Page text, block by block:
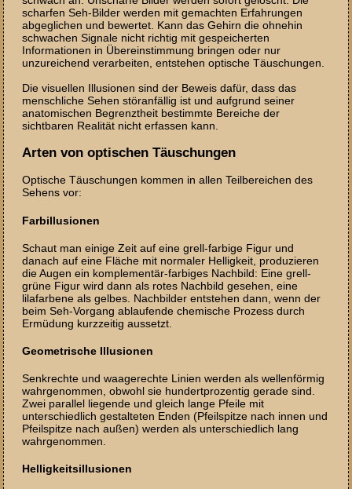
scharfen Seh-Bilder werden mit gemachten Erfahrungen
abgeglichen und bewertet. Kann das Gehirn die ohnehin
schwachen Signale nicht richtig mit gespeicherten
Informationen in Übereinstimmung bringen oder nur
unzureichend verarbeiten, entstehen optische Täuschungen.
Die visuellen Illusionen sind der Beweis dafür, dass das
menschliche Sehen störanfällig ist und aufgrund seiner
anatomischen Begrenztheit bestimmte Bereiche der
sichtbaren Realität nicht erfassen kann.
Arten von optischen Täuschungen
Optische Täuschungen kommen in allen Teilbereichen des
Sehens vor:
Farbillusionen
Schaut man einige Zeit auf eine grell-farbige Figur und
danach auf eine Fläche mit normaler Helligkeit, produzieren
die Augen ein komplementär-farbiges Nachbild: Eine grell-
grüne Figur wird dann als rotes Nachbild gesehen, eine
lilafarbene als gelbes. Nachbilder entstehen dann, wenn der
beim Seh-Vorgang ablaufende chemische Prozess durch
Ermüdung kurzzeitig aussetzt.
Geometrische Illusionen
Senkrechte und waagerechte Linien werden als wellenförmig
wahrgenommen, obwohl sie hundertprozentig gerade sind.
Zwei parallel liegende und gleich lange Pfeile mit
unterschiedlich gestalteten Enden (Pfeilspitze nach innen und
Pfeilspitze nach außen) werden als unterschiedlich lang
wahrgenommen.
Helligkeitsillusionen